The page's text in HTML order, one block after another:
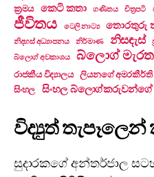
ක්‍රමය කෙටි කතා ගණිතය චිත්‍රපටි
ජීවිතය ටෙලි නාට්‍ය තොරතුරු
නිදහස් අධ්‍යාපනය නිර්මාණ නිසඳැස්
බ්ලොග් අවකාශය බ්ලොග්
රාජකීය විද්‍යාලය
ලියනගේ අමරකීර්ති
සිංහල සිංහල බ්ලොග්කරුවන්ගේ
විද්‍යුත්
සුදාරකගේ අන්තර්ජාල